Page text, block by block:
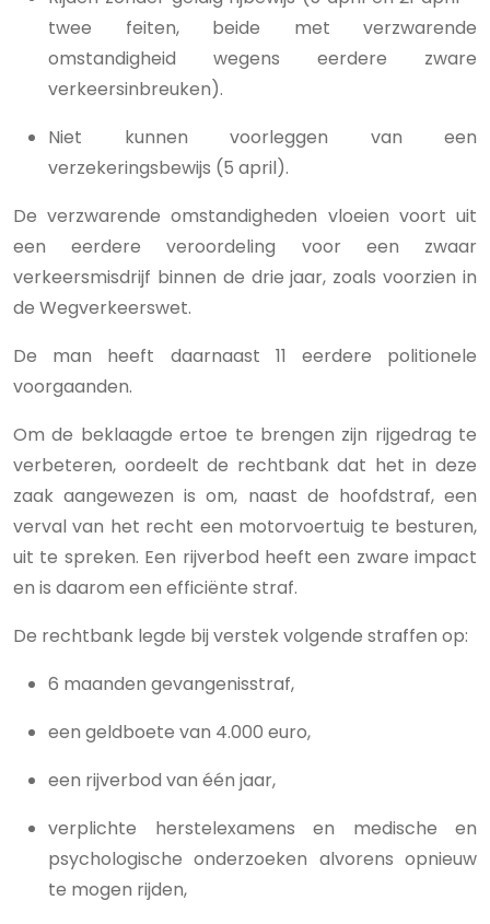
twee feiten, beide met verzwarende
omstandigheid wegens eerdere zware
verkeersinbreuken).
Niet kunnen voorleggen van een
verzekeringsbewijs (5 april).
De verzwarende omstandigheden vloeien voort uit
een eerdere veroordeling voor een zwaar
verkeersmisdrijf binnen de drie jaar, zoals voorzien in
de Wegverkeerswet.
De man heeft daarnaast 11 eerdere politionele
voorgaanden.
Om de beklaagde ertoe te brengen zijn rijgedrag te
verbeteren, oordeelt de rechtbank dat het in deze
zaak aangewezen is om, naast de hoofdstraf, een
verval van het recht een motorvoertuig te besturen,
uit te spreken. Een rijverbod heeft een zware impact
en is daarom een efficiënte straf.
De rechtbank legde bij verstek volgende straffen op:
6 maanden gevangenisstraf,
een geldboete van 4.000 euro,
een rijverbod van één jaar,
verplichte herstelexamens en medische en
psychologische onderzoeken alvorens opnieuw
te mogen rijden,